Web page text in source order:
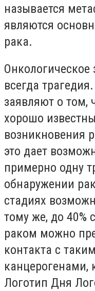
называется
являются
рака.
Онкологическое
всегда
заявляют о том,
хорошо
возникновения
это дает
примерно одну
обнаружении
стадиях
тому же, до 40%
раком можно
контакта с
Логотип Дня